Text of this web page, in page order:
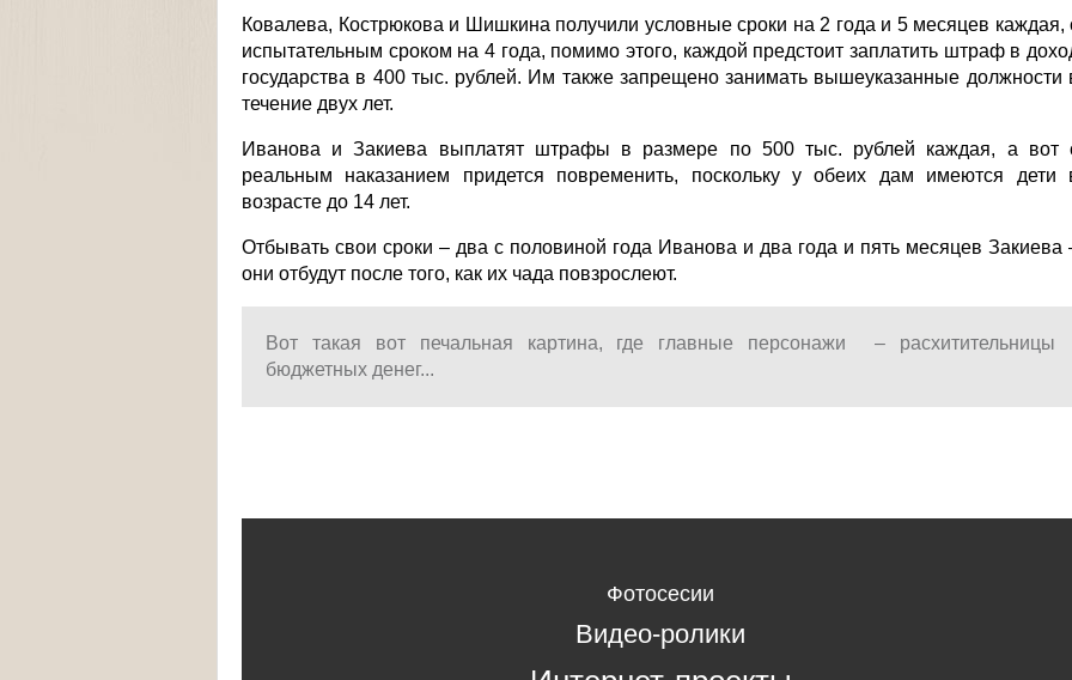
Ковалева, Кострюкова и Шишкина получили условные сроки на 2 года и 5 месяцев каждая,
испытательным сроком на 4 года, помимо этого, каждой предстоит заплатить штраф в
государства в 400 тыс. рублей. Им также запрещено занимать вышеуказанные должности
течение двух лет.
Иванова и Закиева выплатят штрафы в размере по 500 тыс. рублей каждая, а вот
реальным наказанием придется повременить, поскольку у обеих дам имеются дети
возрасте до 14 лет.
Отбывать свои сроки – два с половиной года Иванова и два года и пять месяцев Закиева
они отбудут после того, как их чада повзрослеют.
Вот такая вот печальная картина, где главные персонажи – расхитительницы
бюджетных денег...
Фотосесии
Видео-ролики